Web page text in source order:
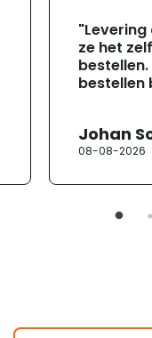
ze het
bestellen
Johan
08-08-2026